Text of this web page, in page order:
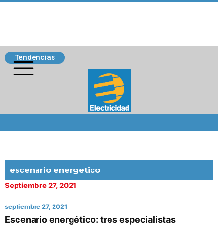
Tendencias
escenario energetico
Septiembre 27, 2021
septiembre 27, 2021
Escenario energético: tres especialistas